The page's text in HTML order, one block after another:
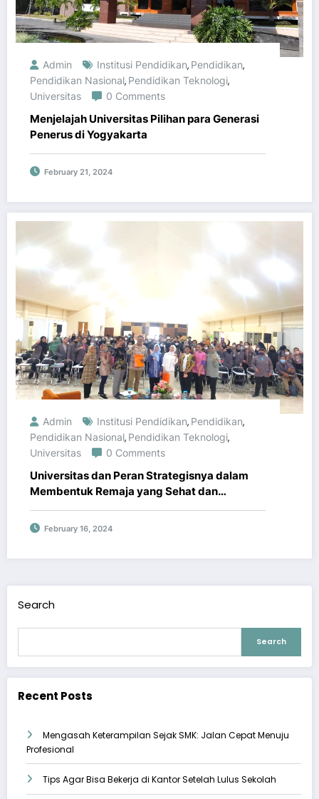
Admin Institusi Pendidikan, Pendidikan,
Pendidikan Nasional, Pendidikan Teknologi,
Universitas
0 Comments
Menjelajah Universitas Pilihan para Generasi
Penerus di Yogyakarta
February 21, 2024
Admin Institusi Pendidikan, Pendidikan,
Pendidikan Nasional, Pendidikan Teknologi,
Universitas
0 Comments
Universitas dan Peran Strategisnya dalam
Membentuk Remaja yang Sehat dan
Bermoral
February 16, 2024
Search
Search
Recent Posts
Mengasah Keterampilan Sejak SMK: Jalan Cepat Menuju
Profesional
Tips Agar Bisa Bekerja di Kantor Setelah Lulus Sekolah